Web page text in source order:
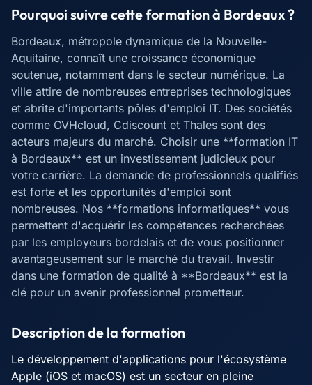
Pourquoi suivre cette formation à Bordeaux?
Bordeaux, métropole dynamique de la Nouvelle-
Aquitaine, connaît une croissance économique
soutenue, notamment dans le secteur numérique. La
ville attire de nombreuses entreprises technologiques
et abrite d'importants pôles d'emploi IT. Des sociétés
comme OVHcloud, Cdiscount et Thales sont des
acteurs majeurs du marché. Choisir une **formation IT
à Bordeaux** est un investissement judicieux pour
votre carrière. La demande de professionnels qualifiés
est forte et les opportunités d'emploi sont
nombreuses. Nos **formations informatiques** vous
permettent d'acquérir les compétences recherchées
par les employeurs bordelais et de vous positionner
avantageusement sur le marché du travail. Investir
dans une formation de qualité à **Bordeaux** est la
clé pour un avenir professionnel prometteur.
Description de la formation
Le développement d'applications pour l'écosystème
Apple (iOS et macOS) est un secteur en pleine